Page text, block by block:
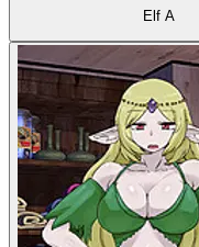
Elf A